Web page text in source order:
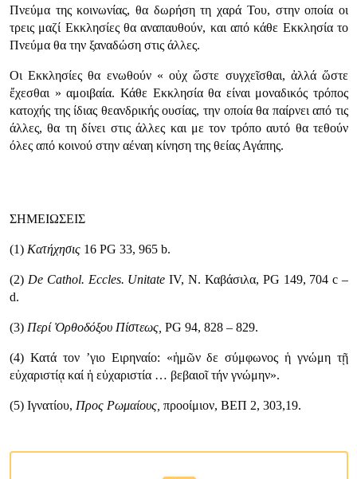
Πνεύμα της κοινωνίας, θα δωρήση τη χαρά Του, στην οποία οι
τρεις μαζί Εκκλησίες θα αναπαυθούν, και από κάθε Εκκλησία το
Πνεύμα θα την ξαναδώση στις άλλες.
Οι Εκκλησίες θα ενωθούν « οὐχ ὥστε συγχεῖσθαι, ἀλλά ὥστε
ἔχεσθαι » αμοιβαία. Κάθε Εκκλησία θα είναι μοναδικός τρόπος
κατοχής της ίδιας θεανδρικής ουσίας, την οποία θα παίρνει από τις
άλλες, θα τη δίνει στις άλλες και με τον τρόπο αυτό θα τεθούν
όλες από κοινού στην αέναη κίνηση της θείας Αγάπης.
ΣΗΜΕΙΩΣΕΙΣ
(1) Κατήχησις 16 PG 33, 965 b.
(2) De Cathol. Eccles. UnitateIV, Ν. Καβάσιλα, PG 149, 704 c –
d.
(3) Περί Ὀρθοδόξου Πίστεως, PG 94, 828 – 829.
(4) Κατά τον ’γιο Ειρηναίο: «ἡμῶν δε σύμφωνος ἡ γνώμη τῇ
εὐχαριστίᾳ καί ἡ εὐχαριστία … βεβαιοῖ τήν γνώμην».
(5) Ιγνατίου, Προς Ρωμαίους, προοίμιον, ΒΕΠ 2, 303,19.